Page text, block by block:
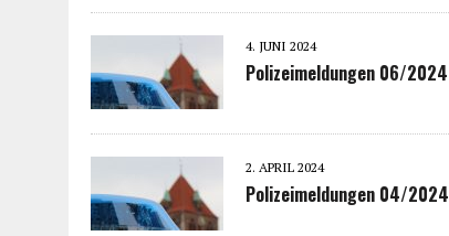
4. JUNI 2024
Polizeimeldungen 06/2024
2. APRIL 2024
Polizeimeldungen 04/2024